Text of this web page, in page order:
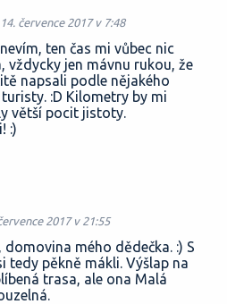
14. července 2017 v 7:48
ten čas mi vůbec nic
vždycky jen mávnu rukou, že
napsali podle nějakého
:D Kilometry by mi
větší pocit jistoty.
:)
2017 v 21:55
domovina mého dědečka. :) S
tedy pěkně mákli. Výšlap na
trasa, ale ona Malá